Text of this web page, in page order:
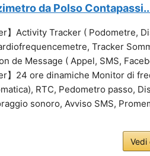
da Polso
】Activity Tracker ( Podometre,
Tracker
de Message ( Appel, SMS,
】24 ore dinamiche Monitor di
RTC, Pedometro passo,
sonoro, Avviso SMS,
Vedi